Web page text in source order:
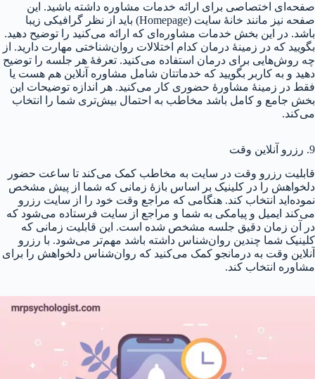
صفحه‌ای اختصاصی برای ارائه خدمات مشاوره داشته باشید. این
صفحه نیز مانند خانهٔ سایت (Homepage) باید از نظر گرافیکی زیبا
باشد. در این بخش خدمات مشاوره‌ای که ارائه می‌کنید را توضیح دهید.
بگویید که در زمینهٔ درمان کدام اختلالات روان‌شناختی مهارت دارید. از
چه روش‌هایی برای درمان استفاده می‌کنید. تعرفهٔ هر جلسه را توضیح
دهید و به کاربر بگویید که خدماتتان شامل مشاوره آنلاین هم هست یا
فقط در زمینهٔ مشاورهٔ حضوری کار می‌کنید. هر اندازه توضیحات این
بخش جامع و کامل باشد مخاطب به احتمال بیش‌تری شما را انتخاب
می‌کند.
9. رزرو آنلاین وقت
قابلیت رزرو وقت در سایت به مخاطب کمک می‌کند تا ساعت حضور
دلخواهش را در کلینیک بر اساس بازهٔ زمانی که شما از پیش مشخص
نموده‌اید انتخاب کند. هنگامی که مراجع وقت خود را از سایت رزرو
می‌کند ایمیل و پیامکی به شما و مراجع از سایت فرستاده می‌شود که
در آن زمان دقیق جلسه مشخص شده است. این قابلیت زمانی که
کلینیک شما چندین روان‌شناس داشته باشد مهم‌تر می‌شود. با رزرو
آنلاین وقت به درمانجو کمک می‌کنید که روان‌شناس دلخواهش را برای
مشاوره انتخاب کند.